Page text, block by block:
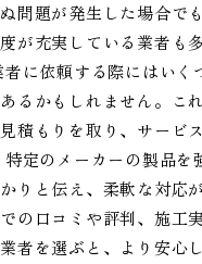
問題が発生した場合で
が充実している業者も
に依頼する際にはい
るかもしれません。こ
積もりを取り、サービ
定のメーカーの製品
りと伝え、柔軟な対応
の口コミや評判、施工
者を選ぶと、より安心